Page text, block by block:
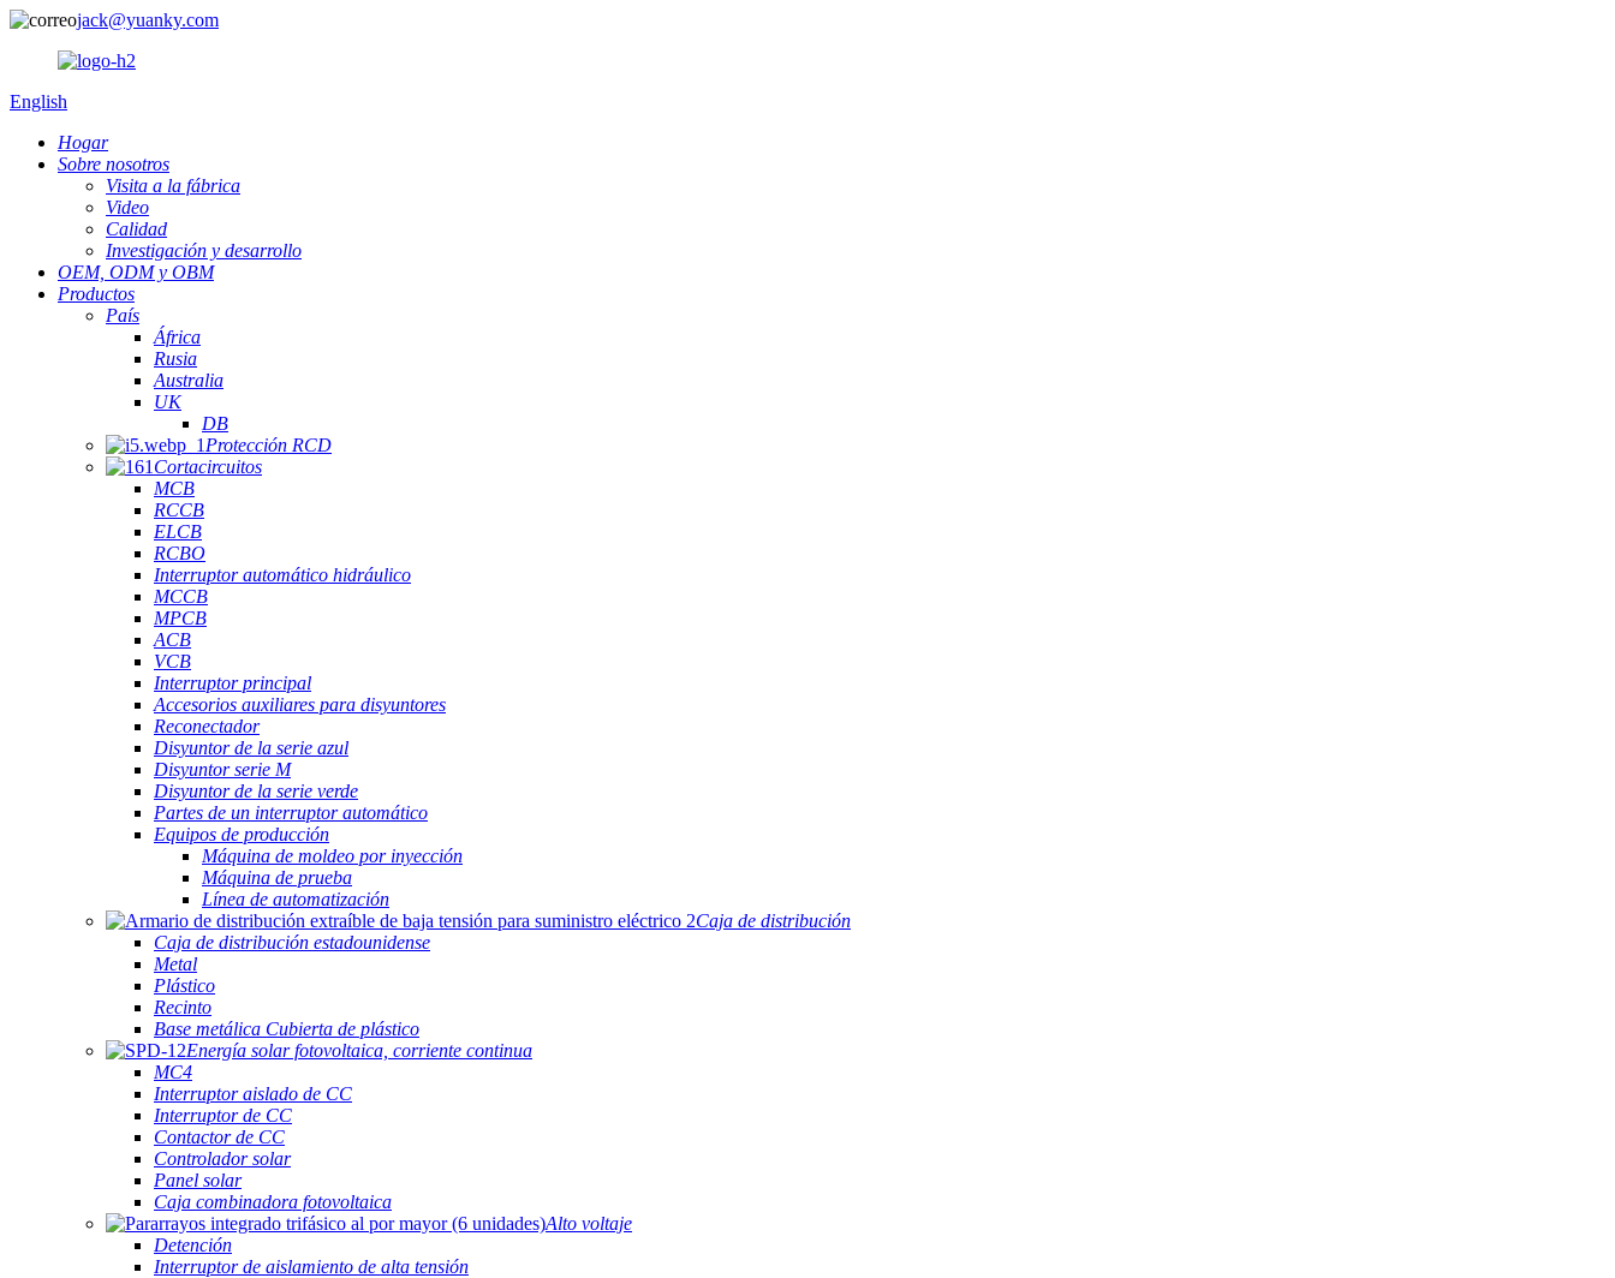
jack@yuanky.com
English
Hogar
Sobre nosotros
Visita a la fábrica
Video
Calidad
Investigación y desarrollo
OEM, ODM y OBM
Productos
País
África
Rusia
Australia
UK
DB
Protección RCD
Cortacircuitos
MCB
RCCB
ELCB
RCBO
Interruptor automático hidráulico
MCCB
MPCB
ACB
VCB
Interruptor principal
Accesorios auxiliares para disyuntores
Reconectador
Disyuntor de la serie azul
Disyuntor serie M
Disyuntor de la serie verde
Partes de un interruptor automático
Equipos de producción
Máquina de moldeo por inyección
Máquina de prueba
Línea de automatización
Caja de distribución
Caja de distribución estadounidense
Metal
Plástico
Recinto
Base metálica Cubierta de plástico
Energía solar fotovoltaica, corriente continua
MC4
Interruptor aislado de CC
Interruptor de CC
Contactor de CC
Controlador solar
Panel solar
Caja combinadora fotovoltaica
Alto voltaje
Detención
Interruptor de aislamiento de alta tensión